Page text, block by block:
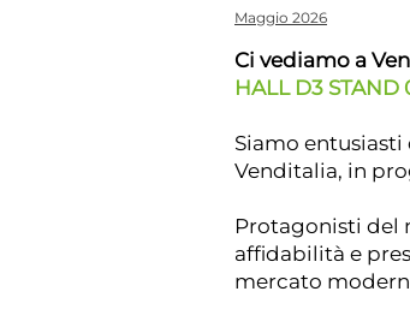
Maggio 2026
Ci vediamo a
HALL D3 STAND
Siamo entusiasti
Venditalia, in
Protagonisti del
affidabilità e
mercato